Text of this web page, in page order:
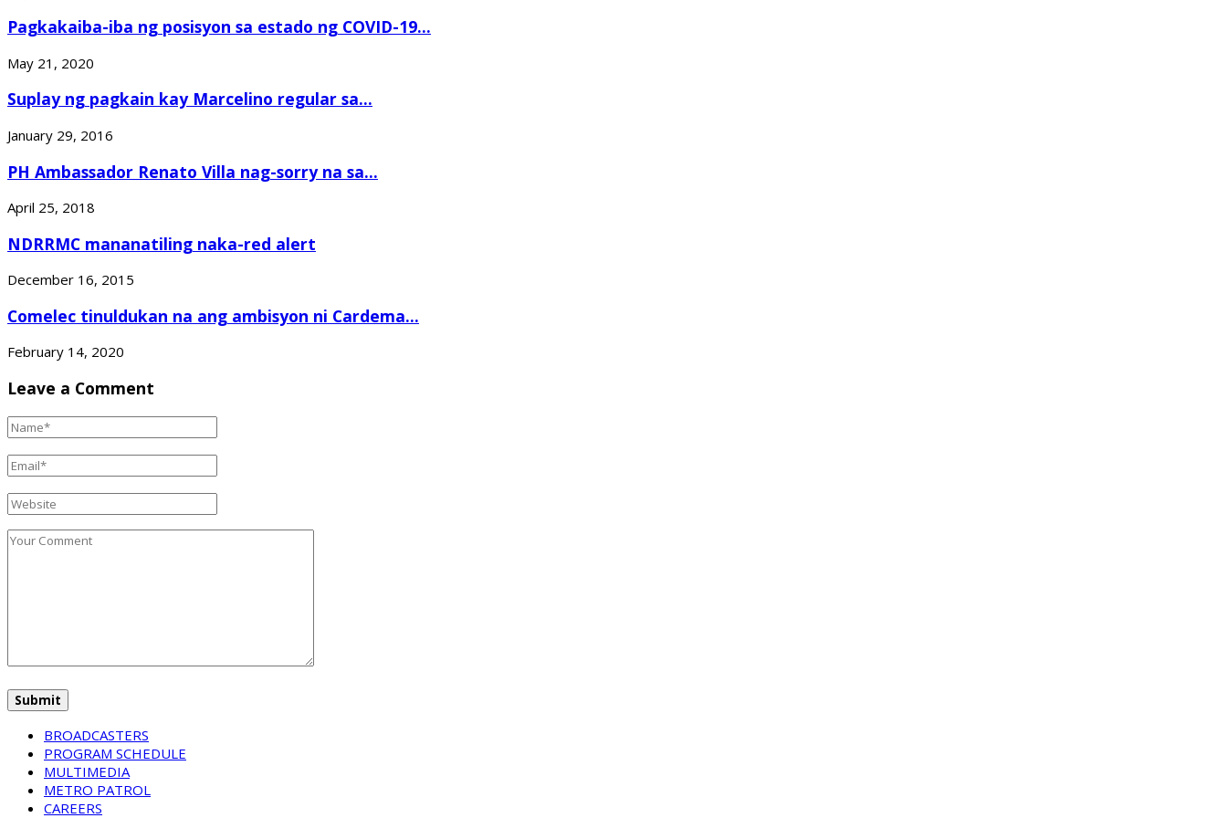
Pagkakaiba-iba ng posisyon sa estado ng COVID-19...
May 21, 2020
Suplay ng pagkain kay Marcelino regular sa...
January 29, 2016
PH Ambassador Renato Villa nag-sorry na sa...
April 25, 2018
NDRRMC mananatiling naka-red alert
December 16, 2015
Comelec tinuldukan na ang ambisyon ni Cardema...
February 14, 2020
Leave a Comment
BROADCASTERS
PROGRAM SCHEDULE
MULTIMEDIA
METRO PATROL
CAREERS